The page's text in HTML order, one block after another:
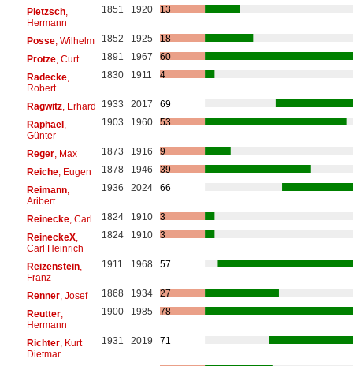
Pietzsch,
Hermann
1851 1920 13
Posse, Wilhelm 1852 1925
18
Protze, Curt 1891 1967
60
Radecke,
Robert
1830 1911 4
Ragwitz, Erhard 1933 2017
69
Raphael,
Günter
1903 1960 53
Reger, Max 1873 1916
9
Reiche, Eugen 1878 1946
39
Reimann,
Aribert
1936 2024 66
Reinecke, Carl 1824 1910
3
ReineckeX,
Carl Heinrich
1824 1910 3
Reizenstein,
Franz
1911 1968 57
Renner, Josef 1868 1934
27
Reutter,
Hermann
1900 1985 78
Richter, Kurt
Dietmar
1931 2019 71